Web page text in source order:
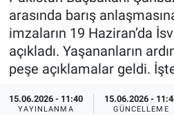
arasında barış
imzaların 19 Haziran’da
açıkladı. Yaşananların
peşe açıklamalar geldi.
15.06.2026 - 11:40
YAYINLANMA
15.06.2026 -
GÜNCELLEME
Özel Haberler
Yazarlar
Dünya
Medya
Özel Haberler
Haber Arşivi